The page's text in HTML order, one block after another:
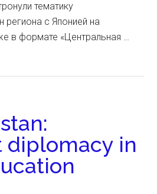
тематику
региона с Японией на
в формате «Центральная …
diplomacy in